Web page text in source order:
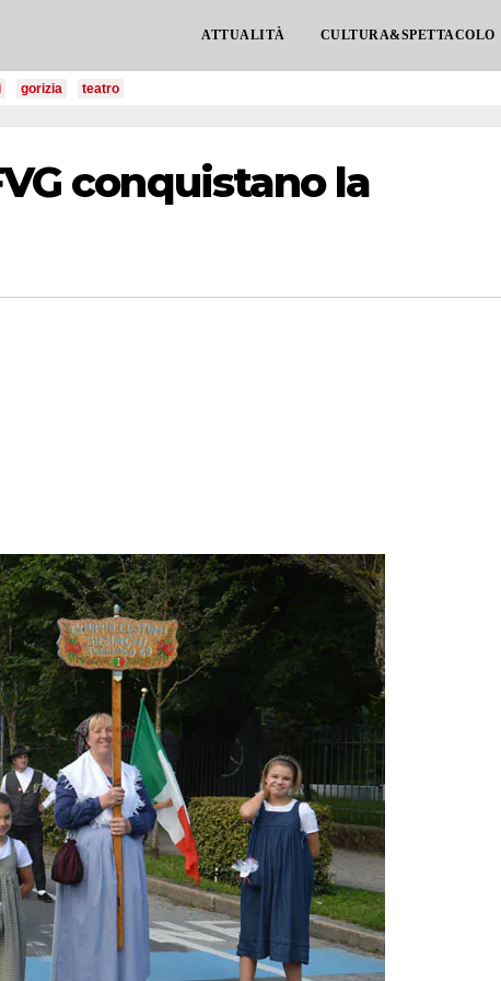
ATTUALITÀ CULTURA&SPETTACOLO
gorizia teatro
conquistano la